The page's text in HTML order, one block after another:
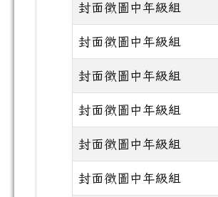
封面徵圖中年級組
封面徵圖中年級組
封面徵圖中年級組
封面徵圖中年級組
封面徵圖中年級組
封面徵圖中年級組